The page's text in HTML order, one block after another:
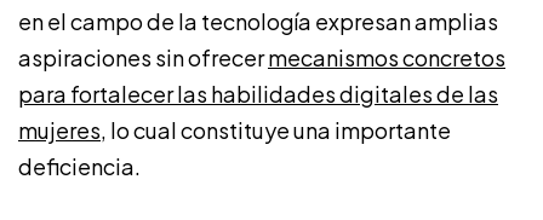
en el campo de la tecnología expresan amplias
aspiraciones sin ofrecermecanismos concretos
para fortalecer las habilidades digitales de las
mujeres, lo cual constituye una importante
deficiencia.